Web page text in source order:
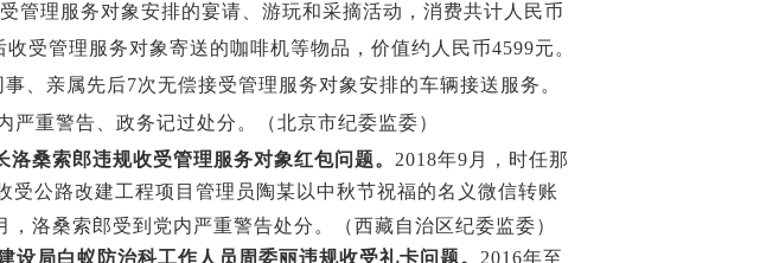
管理服务对象安排的宴请、游玩和采摘活动，消费共计人民币
收受管理服务对象寄送的咖啡机等物品，价值约人民币4599元。
事、亲属先后7次无偿接受管理服务对象安排的车辆接送服务。
严重警告、政务记过处分。（北京市纪委监委）
桑索郎违规收受管理服务对象红包问题。 2018年9 月，时任那
受公路改建工程项目管理员陶某以中秋节祝福的名义微信转账
，洛桑索郎受到党内严重警告处分。（西藏自治区纪委监委）
设局白蚁防治科工作人员周委丽违规收受礼卡问题。 2016年至